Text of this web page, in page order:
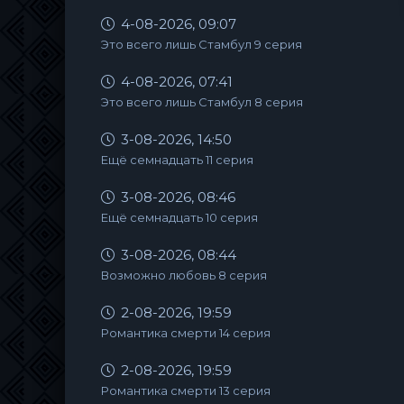
4-08-2026, 09:07
Это всего лишь Стамбул 9 серия
4-08-2026, 07:41
Это всего лишь Стамбул 8 серия
3-08-2026, 14:50
Ещё семнадцать 11 серия
3-08-2026, 08:46
Ещё семнадцать 10 серия
3-08-2026, 08:44
Возможно любовь 8 серия
2-08-2026, 19:59
Романтика смерти 14 серия
2-08-2026, 19:59
Романтика смерти 13 серия